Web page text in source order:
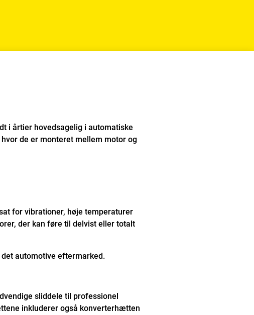
i årtier hovedsagelig i automatiske
de er monteret mellem motor og
for vibrationer, høje temperaturer
der kan føre til delvist eller totalt
automotive eftermarked.
sliddele til professionel
inkluderer også konverterhætten